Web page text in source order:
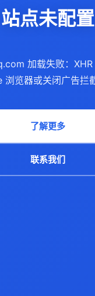
站点未配置
加载失败：
览器或关闭广告拦
了解更多
联系我们